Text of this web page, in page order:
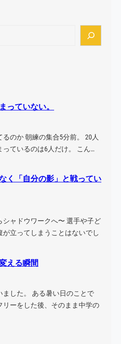
っていない。
のか 朝練の集合5分前。 20人
ているのは6人だけ。 こん…
く「自分の影」と戦ってい
ャドウワークへ〜 選手や子ど
立ってしまうことはないでし
える瞬間
した。 ある暑い日のことで
ーをした後、そのまま中学の